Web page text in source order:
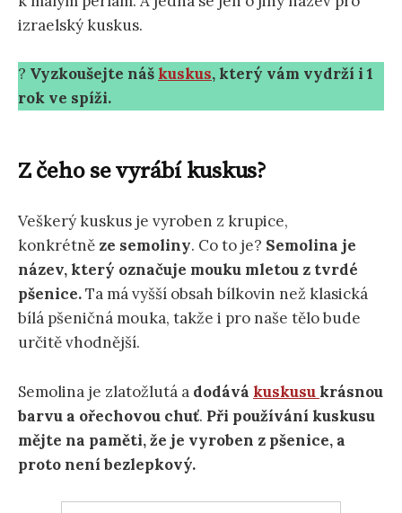
izraelský kuskus.
? Vyzkoušejte náš kuskus, který vám vydrží i 1
rok ve spíži.
Z čeho se vyrábí kuskus?
Veškerý kuskus je vyroben z krupice,
konkrétně ze semoliny. Co to je? Semolina je
název, který označuje mouku mletou z tvrdé
pšenice.Ta má vyšší obsah bílkovin než klasická
bílá pšeničná mouka, takže i pro naše tělo bude
určitě vhodnější.
Semolina je zlatožlutá a dodává kuskusu krásnou
barvu a ořechovou chuť. Při používání kuskusu
mějte na paměti, že je vyroben z pšenice, a
proto není bezlepkový.